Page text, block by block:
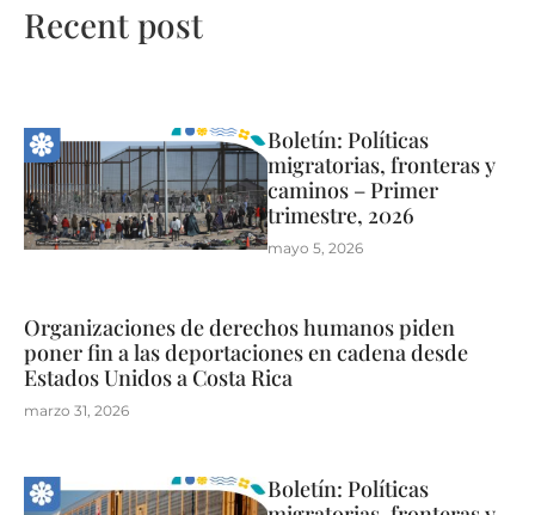
Recent post
Boletín: Políticas
migratorias, fronteras y
caminos – Primer
trimestre, 2026
mayo 5, 2026
Organizaciones de derechos humanos piden
poner fin a las deportaciones en cadena desde
Estados Unidos a Costa Rica
marzo 31, 2026
Boletín: Políticas